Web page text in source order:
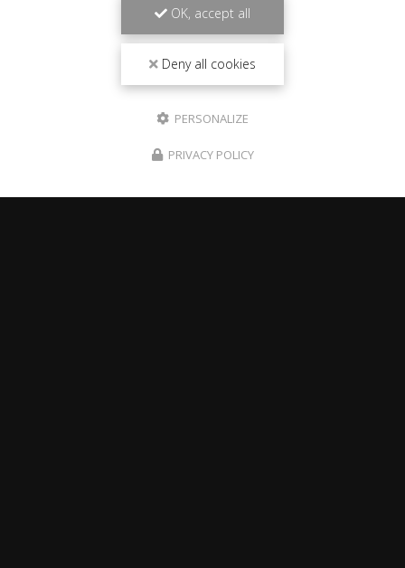
OK, accept all
Deny all cookies
PERSONALIZE
PRIVACY POLICY